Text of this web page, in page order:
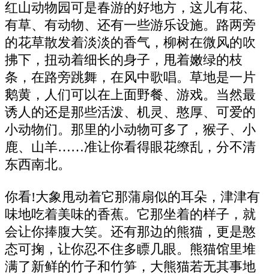
红山动物园可是春游的好地方，这儿有花、
有草、有动物、还有一些游乐设施。路两旁
的花草散发着淡淡的香气，柳树在微风的吹
拂下，扭动着细长的身子，甩着嫩绿的枝
条，在路旁跳舞，在风中歌唱。草地是一片
鹅黄，人们可以在上面野餐、游戏。当然最
诱人的还是那些活泼、机灵、憨厚、可爱的
小动物们。那里的小动物可多了，猴子、小
鹿、山羊……准让你看得眼花缭乱，分不清
东西南北。
你看!大象甩动着它那蒲扇似的耳朵，津津有
味地吃着美味的香蕉。它那坐着的样子，就
会让你捧腹大笑。还有那边的熊猫，更是憨
态可掬，让你忍不住多瞟几眼。熊猫馆里堆
满了新鲜的竹子和竹笋，大熊猫若无其事地